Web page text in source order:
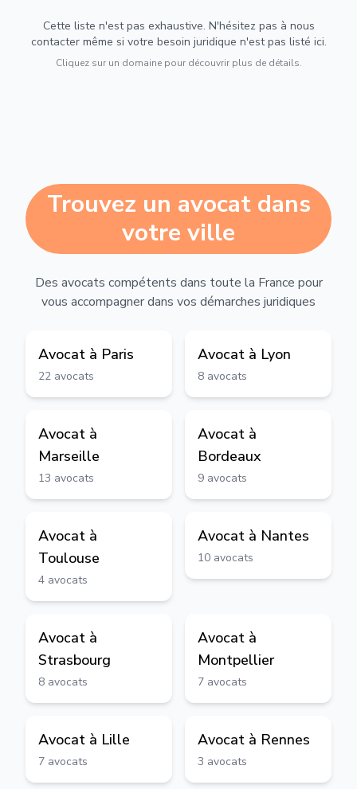
Cette liste n'est pas exhaustive. N'hésitez pas à nous
contacter même si votre besoin juridique n'est pas listé ici.
Cliquez sur un domaine pour découvrir plus de détails.
Trouvez un avocat dans
votre ville
Des avocats compétents dans toute la France pour
vous accompagner dans vos démarches juridiques
Avocat à Paris
22 avocats
Avocat à Lyon
8 avocats
Avocat à
Marseille
13 avocats
Avocat à
Bordeaux
9 avocats
Avocat à
Toulouse
4 avocats
Avocat à Nantes
10 avocats
Avocat à
Strasbourg
8 avocats
Avocat à
Montpellier
7 avocats
Avocat à Lille
7 avocats
Avocat à Rennes
3 avocats